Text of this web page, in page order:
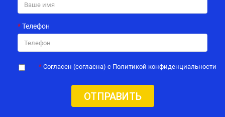
Телефон
Согласен (согласна) с Политикой конфиденциальности
ОТПРАВИТЬ